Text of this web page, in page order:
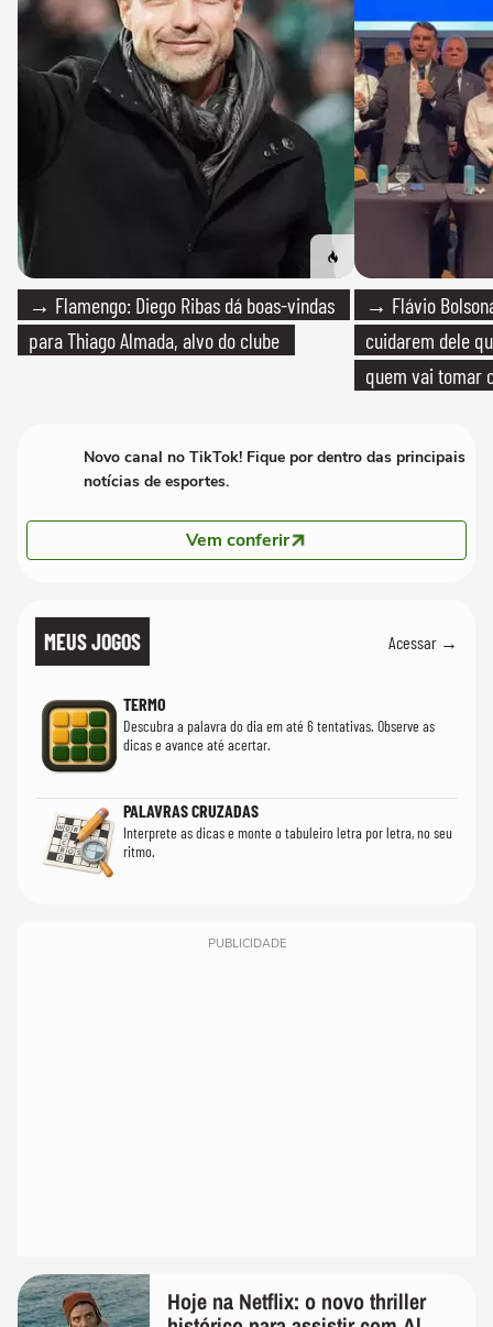
→ Flamengo: Diego Ribas dá boas-vindas
para Thiago Almada, alvo do clube
→ Flávio
cuidarem dele
quem vai tomar
Novo canal no TikTok! Fique por dentro das principais
notícias de esportes.
Vem conferir
MEUS JOGOS Acessar →
TERMO
Descubra a palavra do dia em até 6 tentativas. Observe as
dicas e avance até acertar.
PALAVRAS CRUZADAS
Interprete as dicas e monte o tabuleiro letra por letra, no seu
ritmo.
PUBLICIDADE
Hoje na Netflix: o novo thriller